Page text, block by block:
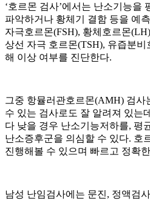
‘호르몬 검사’에서는 난소기능을
파악하거나 황체기 결함 등을 예
자극호르몬(FSH), 황체호르몬
상선 자극 호르몬(TSH), 유즙분
해 이상 여부를 진단한다.
그중 항뮬러관호르몬(AMH) 검사
수 있는 검사로도 잘 알려져 있는
다 낮을 경우 난소기능저하를, 평
난소증후군을 의심할 수 있다. 호
진행해볼 수 있으며 빠르고 정확
남성 난임검사에는 문진, 정액검